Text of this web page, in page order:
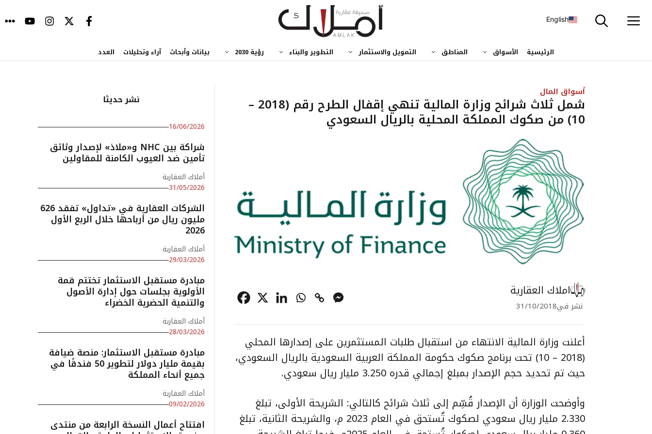
إلى
English
الرئيسية الأسواق المناطق التمويل والاستثمار التطوير والبناء رؤية 2030 بيانات وأبحاث آراء وتحليلات العدد
أسواق المال
شمل ثلاث شرائح وزارة المالية تنهي إقفال الطرح رقم (2018 –
10) من صكوك المملكة المحلية بالريال السعودي
املاك العقارية
نشر في31/10/2018
أعلنت وزارة المالية الانتهاء من استقبال طلبات المستثمرين على إصدارها المحلي
(2018 – 10) تحت برنامج صكوك حكومة المملكة العربية السعودية بالريال السعودي،
حيث تم تحديد حجم الإصدار بمبلغ إجمالي قدره 3.250 مليار ريال سعودي‏.
وأوضحت الوزارة أن الإصدار قُسِّم إلى ثلاث شرائح كالتالي: الشريحة الأولى، تبلغ
2.330 مليار ريال سعودي لصكوك تُستحق في العام 2023 م، والشريحة الثانية، تبلغ
نشر حديثا
16/06/2026
شراكة بين NHC و«ملاذ» لإصدار وثائق
تأمين ضد العيوب الكامنة للمقاولين
أملاك العقارية
31/05/2026
الشركات العقارية في «تداول» تفقد 626
مليون ريال من أرباحها خلال الربع الأول
2026
أملاك العقارية
29/03/2026
مبادرة مستقبل الاستثمار تختتم قمة
الأولوية بجلسات حول إدارة الأصول
والتنمية الحضرية الخضراء
أملاك العقارية
28/03/2026
مبادرة مستقبل الاستثمار: منصة ضيافة
بقيمة مليار دولار لتطوير 50 فندقًا في
جميع أنحاء المملكة
أملاك العقارية
09/02/2026
افتتاح أعمال النسخة الرابعة من منتدى